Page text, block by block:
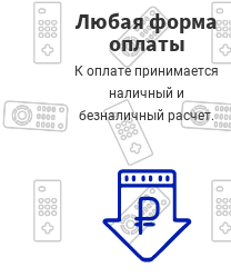
Любая форма
оплаты
К оплате принимается
наличный и
безналичный расчет.